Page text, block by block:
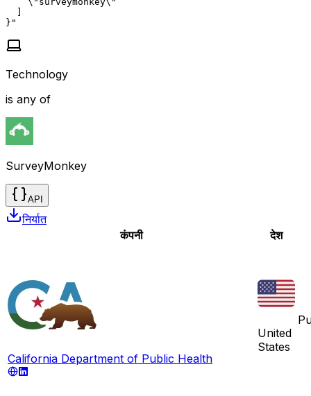
  ]
}"
Technology
is any of
SurveyMonkey
API
निर्यात
कंपनी
देश
California Department of Public Health
United
States